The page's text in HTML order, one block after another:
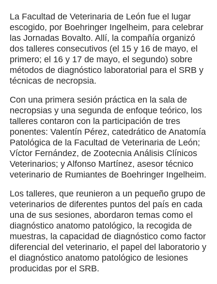
La Facultad de Veterinaria de León fue el lugar
escogido, por Boehringer Ingelheim, para celebrar
las Jornadas Bovalto. Allí, la compañía organizó
dos talleres consecutivos (el 15 y 16 de mayo, el
primero; el 16 y 17 de mayo, el segundo) sobre
métodos de diagnóstico laboratorial para el SRB y
técnicas de necropsia.
Con una primera sesión práctica en la sala de
necropsias y una segunda de enfoque teórico, los
talleres contaron con la participación de tres
ponentes: Valentín Pérez, catedrático de Anatomía
Patológica de la Facultad de Veterinaria de León;
Víctor Fernández, de Zootecnia Análisis Clínicos
Veterinarios; y Alfonso Martínez, asesor técnico
veterinario de Rumiantes de Boehringer Ingelheim.
Los talleres, que reunieron a un pequeño grupo de
veterinarios de diferentes puntos del país en cada
una de sus sesiones, abordaron temas como el
diagnóstico anatomo patológico, la recogida de
muestras, la capacidad de diagnóstico como factor
diferencial del veterinario, el papel del laboratorio y
el diagnóstico anatomo patológico de lesiones
producidas por el SRB.